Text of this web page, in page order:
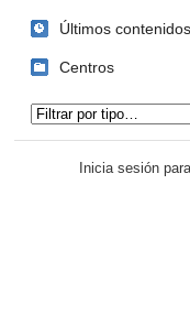
Últimos contenidos
Centros
Inicia sesión